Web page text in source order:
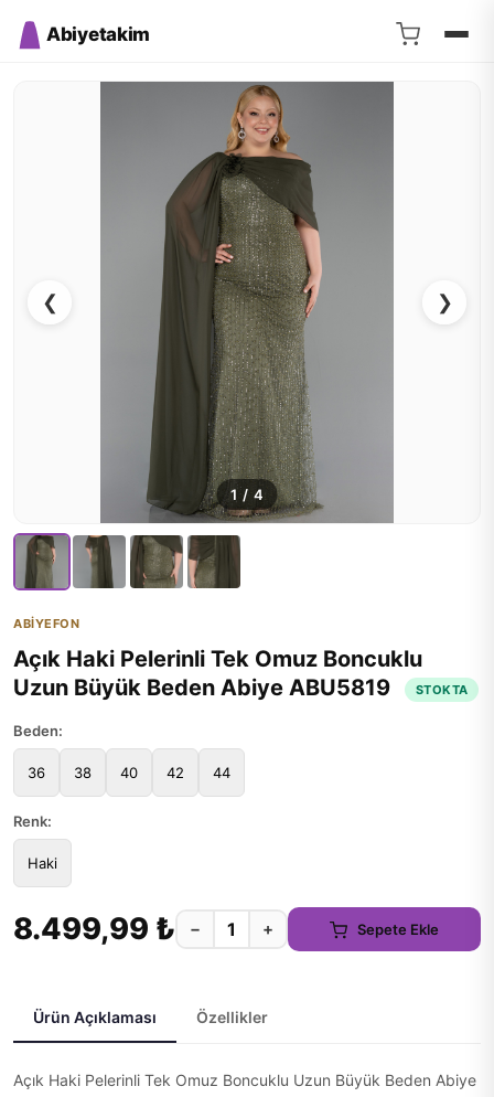
Abiyetakim
❮ ❯
1/ 4
ABİYEFON
Açık Haki Pelerinli Tek Omuz Boncuklu
Uzun Büyük Beden Abiye ABU5819
STOKTA
Beden:
36 38 40 42 44
Renk:
Haki
8.499,99 ₺ − + Sepete Ekle
Ürün Açıklaması Özellikler
Açık Haki Pelerinli Tek Omuz Boncuklu Uzun Büyük Beden Abiye